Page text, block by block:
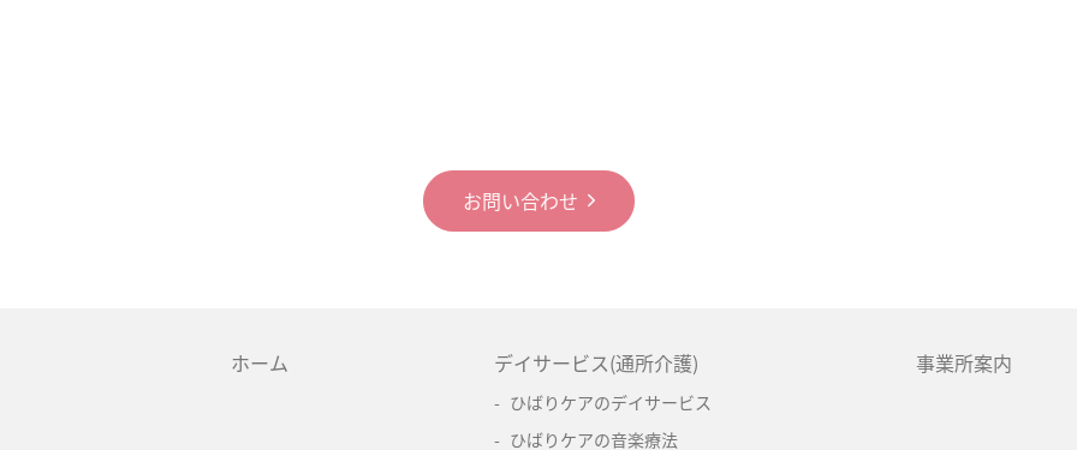
お問い合わせ
ホーム デイサービス(通所介護)
ひばりケアのデイサービス
ひばりケアの音楽療法
事業所案内